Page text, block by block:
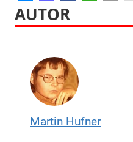
AUTOR
Martin Hufner